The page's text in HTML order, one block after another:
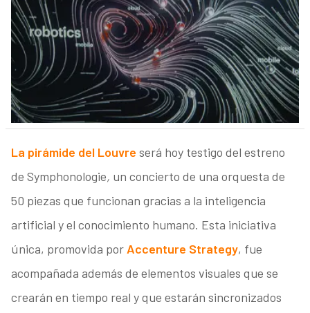
La pirámide del Louvre será hoy testigo del estreno
de Symphonologie, un concierto de una orquesta de
50 piezas que funcionan gracias a la inteligencia
artificial y el conocimiento humano. Esta iniciativa
única, promovida porAccenture Strategy, fue
acompañada además de elementos visuales que se
crearán en tiempo real y que estarán sincronizados